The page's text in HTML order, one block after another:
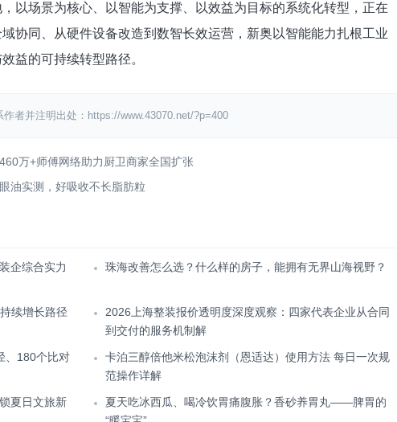
以场景为核心、以智能为支撑、以效益为目标的系统化转型，正在
协同、从硬件设备改造到数智长效运营，新奥以智能能力扎根工业
益的可持续转型路径。
者并注明出处：https://www.43070.net/?p=400
万+师傅网络助力厨卫商家全国扩张
油实测，好吸收不长脂肪粒
企综合实力
珠海改善怎么选？什么样的房子，能拥有无界山海视野？
续增长路径
2026上海整装报价透明度深度观察：四家代表企业从合同
到交付的服务机制解
、180个比对
卡泊三醇倍他米松泡沫剂（恩适达）使用方法 每日一次规
范操作详解
夏日文旅新
夏天吃冰西瓜、喝冷饮胃痛腹胀？香砂养胃丸——脾胃的